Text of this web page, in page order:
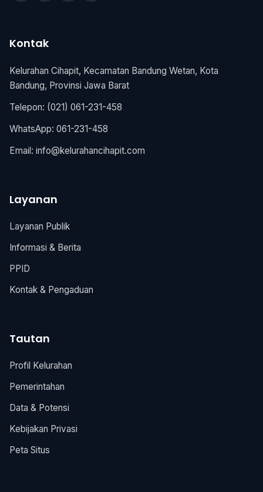
Kontak
Kelurahan Cihapit, Kecamatan Bandung Wetan, Kota
Bandung, Provinsi Jawa Barat
Telepon: (021) 061-231-458
WhatsApp: 061-231-458
Email: info@kelurahancihapit.com
Layanan
Layanan Publik
Informasi & Berita
PPID
Kontak & Pengaduan
Tautan
Profil Kelurahan
Pemerintahan
Data & Potensi
Kebijakan Privasi
Peta Situs